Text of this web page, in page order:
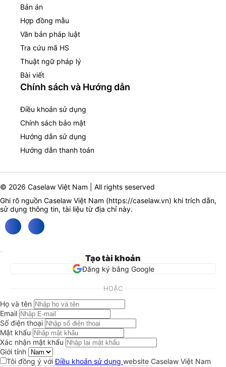
Bản án
Hợp đồng mẫu
Văn bản pháp luật
Tra cứu mã HS
Thuật ngữ pháp lý
Bài viết
Chính sách và Hướng dẫn
Điều khoản sử dụng
Chính sách bảo mật
Hướng dẫn sử dụng
Hướng dẫn thanh toán
© 2026 Caselaw Việt Nam | All rights seserved
Ghi rõ nguồn Caselaw Việt Nam (https://caselaw.vn) khi trích dẫn,
sử dụng thông tin, tài liệu từ địa chỉ này.
Tạo tài khoản
Đăng ký bằng Google
HOẶC
Họ và tên
Email
Số điện thoại
Mật khẩu
Xác nhận mật khẩu
Giới tính
Tôi đồng ý vớiĐiều khoản sử dụng website Caselaw Việt Nam